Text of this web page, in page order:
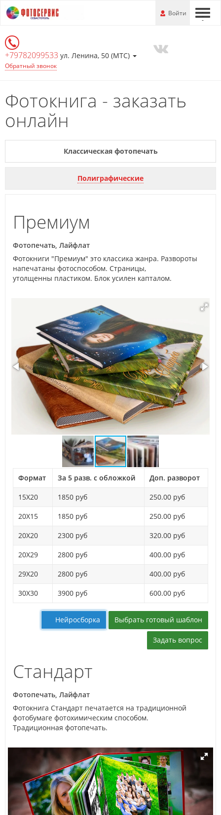
Перейти
к
информации
---
Войти
+79782099533 ул. Ленина, 50 (МТС)
Обратный звонок
Фотокнига - заказать
онлайн
Классическая фотопечать
Полиграфические
Премиум
Фотопечать, Лайфлат
Фотокниги "Премиум" это классика жанра. Развороты
напечатаны фотоспособом. Страницы,
утолщенны пластиком. Блок усилен капталом.
Формат За 5 разв. с обложкой Доп. разворот
15X20 1850 руб 250.00 руб
20X15 1850 руб 250.00 руб
20X20 2300 руб 320.00 руб
20X29 2800 руб 400.00 руб
29X20 2800 руб 400.00 руб
30X30 3900 руб 600.00 руб
Нейросборка Выбрать готовый шаблон
Задать вопрос
Стандарт
Фотопечать, Лайфлат
Фотокнига Стандарт печатается на традиционной
фотобумаге фотохимическим способом.
Традиционная фотопечать.